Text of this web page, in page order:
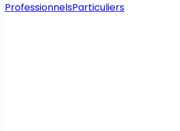
ProfessionnelsParticuliers